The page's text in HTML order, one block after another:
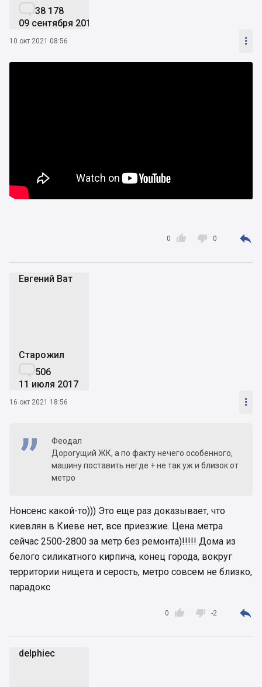
38 178
09 сентября 2019
10 окт 2021 08:56 

0  0 
Евгений Ват
Старожил
506
11 июля 2017
16 окт 2021 18:56 
Феодал
Дорогущий ЖК, а по факту нечего особенного,
машину поставить негде + не так уж и близок от
метро
Нонсенс какой-то))) Это еще раз доказывает, что
киевлян в Киеве нет, все приезжие. Цена метра
сейчас 2500-2800 за метр без ремонта)!!!!! Дома из
белого силикатного кирпича, конец города, вокруг
территории нищета и серость, метро совсем не близко,
парадокс

0  -2 
delphiec